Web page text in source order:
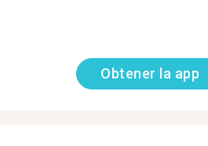
Obtener la app